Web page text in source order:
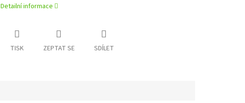
Detailní informace
TISK ZEPTAT SE SDÍLET